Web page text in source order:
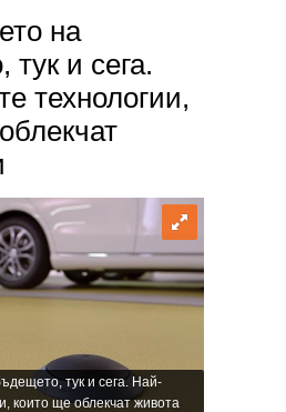
на
и сега.
технологии,
тук и сега. Най-
които ще облекчат живота